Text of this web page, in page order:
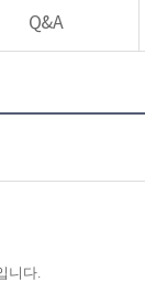
Q&A
니다.